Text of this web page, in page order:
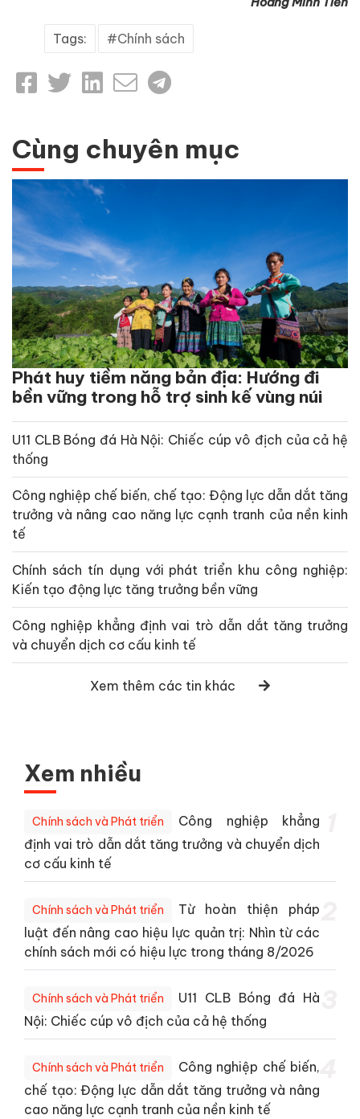
Tags: Chính sách
Cùng chuyên mục
Phát huy tiềm năng bản địa: Hướng đi
bền vững trong hỗ trợ sinh kế vùng núi
U11 CLB Bóng đá Hà Nội: Chiếc cúp vô địch của cả hệ
thống
Công nghiệp chế biến, chế tạo: Động lực dẫn dắt tăng
trưởng và nâng cao năng lực cạnh tranh của nền kinh
tế
Chính sách tín dụng với phát triển khu công nghiệp:
Kiến tạo động lực tăng trưởng bền vững
Công nghiệp khẳng định vai trò dẫn dắt tăng trưởng
và chuyển dịch cơ cấu kinh tế
Xem thêm các tin khác
Xem nhiều
Chính sách và Phát triển
Công nghiệp khẳng
định vai trò dẫn dắt tăng trưởng và chuyển dịch
cơ cấu kinh tế
Chính sách và Phát triển
Từ hoàn thiện pháp
luật đến nâng cao hiệu lực quản trị: Nhìn từ các
chính sách mới có hiệu lực trong tháng 8/2026
Chính sách và Phát triển
U11 CLB Bóng đá Hà
Nội: Chiếc cúp vô địch của cả hệ thống
Chính sách và Phát triển
Công nghiệp chế biến,
chế tạo: Động lực dẫn dắt tăng trưởng và nâng
cao năng lực cạnh tranh của nền kinh tế